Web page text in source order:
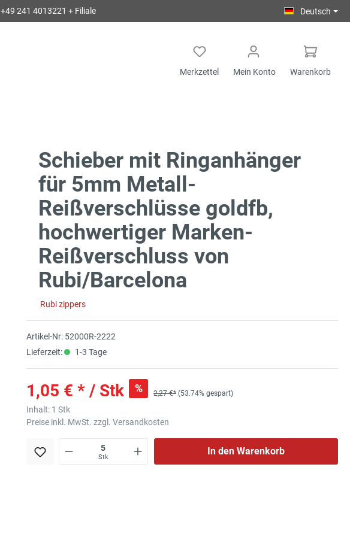
+49 241 4013221 + Filiale Deutsch
Merkzettel Mein Konto Warenkorb
Schieber mit Ringanhänger
für 5mm Metall-
Reißverschlüsse goldfb,
hochwertiger Marken-
Reißverschluss von
Rubi/Barcelona
Rubi zippers
Artikel-Nr: 52000R-2222
Lieferzeit:
1-3 Tage
1,05 € * / Stk % 2,27 €* (53.74% gespart)
Inhalt: 1 Stk
Preise inkl. MwSt. zzgl. Versandkosten
Stk
In den Warenkorb